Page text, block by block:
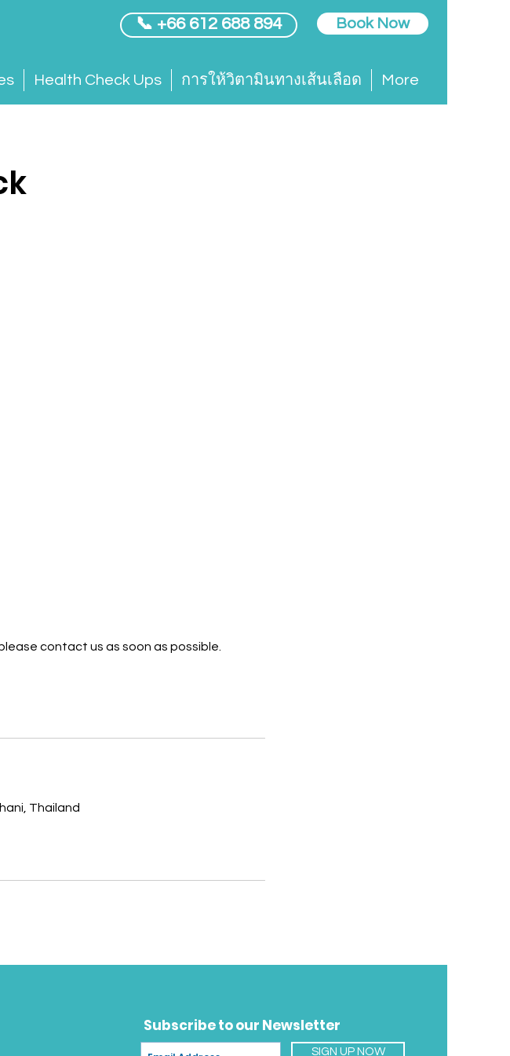
📞 +66 612 688 894 Book Now
Health Check Ups การให้วิตามินทางเส้นเลือด More
contact us as soon as possible.
Thailand
Subscribe to our Newsletter
SIGN UP NOW